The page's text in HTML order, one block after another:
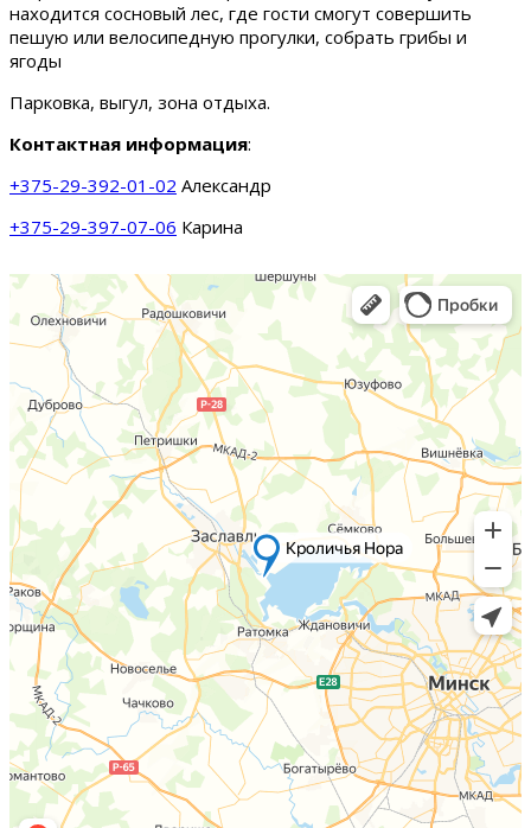
находится сосновый лес, где гости смогут совершить
пешую или велосипедную прогулки, собрать грибы и
ягоды
Парковка, выгул, зона отдыха.
Контактная информация:
+375-29-392-01-02 Александр
+375-29-397-07-06 Карина